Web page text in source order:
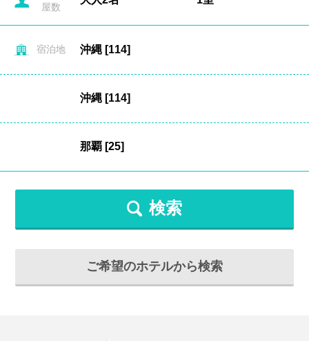
屋数
宿泊地
検索
ご希望のホテルから検索